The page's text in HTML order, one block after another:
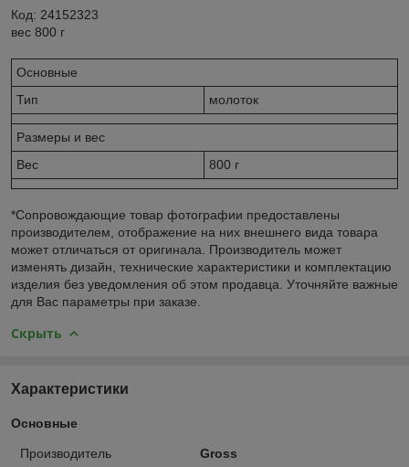
Код: 24152323
вес 800 г
Основные
Тип
молоток
Размеры и вес
Вес
800 г
*Сопровождающие товар фотографии предоставлены
производителем, отображение на них внешнего вида товара
может отличаться от оригинала. Производитель может
изменять дизайн, технические характеристики и комплектацию
изделия без уведомления об этом продавца. Уточняйте важные
для Вас параметры при заказе.
Скрыть
Характеристики
Основные
Производитель Gross